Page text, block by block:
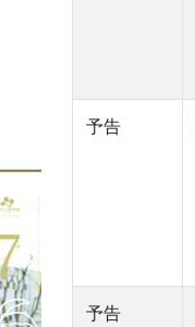
予告
予告